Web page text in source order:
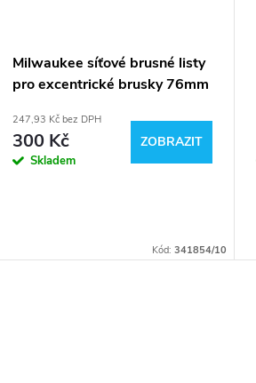
Milwaukee síťové brusné listy
pro excentrické brusky 76mm
247,93 Kč bez DPH
300 Kč
Skladem
ZOBRAZIT
Kód: 341854/10